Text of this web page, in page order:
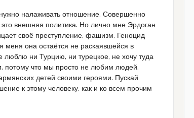
налаживать отношение. Совершенно
внешняя политика. Но лично мне Эрдоган
своё преступление, фашизм, Геноцид
меня она остаётся не раскаявшейся в
ни Турцию, ни турецкое, не хочу туда
потому что мы просто не любим людей,
детей своими героями. Пускай
к этому человеку, как и ко всем прочим